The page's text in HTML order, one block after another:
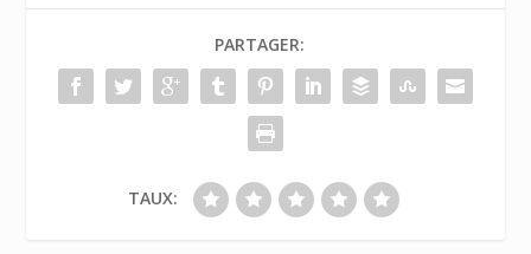
PARTAGER:
TAUX: